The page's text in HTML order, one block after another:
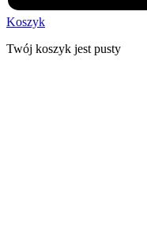
Koszyk
Twój koszyk jest pusty